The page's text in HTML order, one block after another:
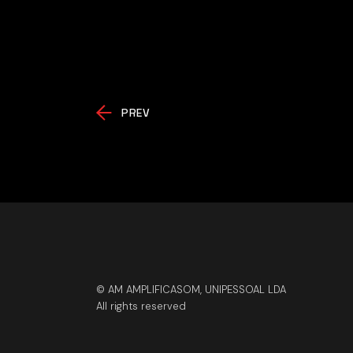
PREV
© AM AMPLIFICASOM, UNIPESSOAL LDA
All rights reserved